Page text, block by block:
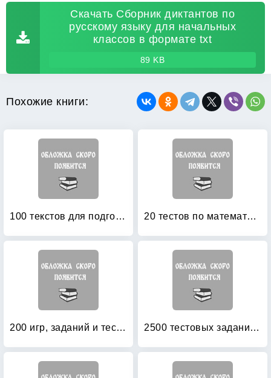
Скачать Сборник диктантов по
русскому языку для начальных
классов в формате txt
89 KB
Похожие книги:
100 текстов для подготовки к школе: Обучение детей чтению 20 тестов по математике: 5-6 классы. Ко всем учебникам по математике за 5-6 классы. ФГОС
200 игр, заданий и тестов для подготовки ребенка к школе 2500 тестовых заданий по математике: 1 класс